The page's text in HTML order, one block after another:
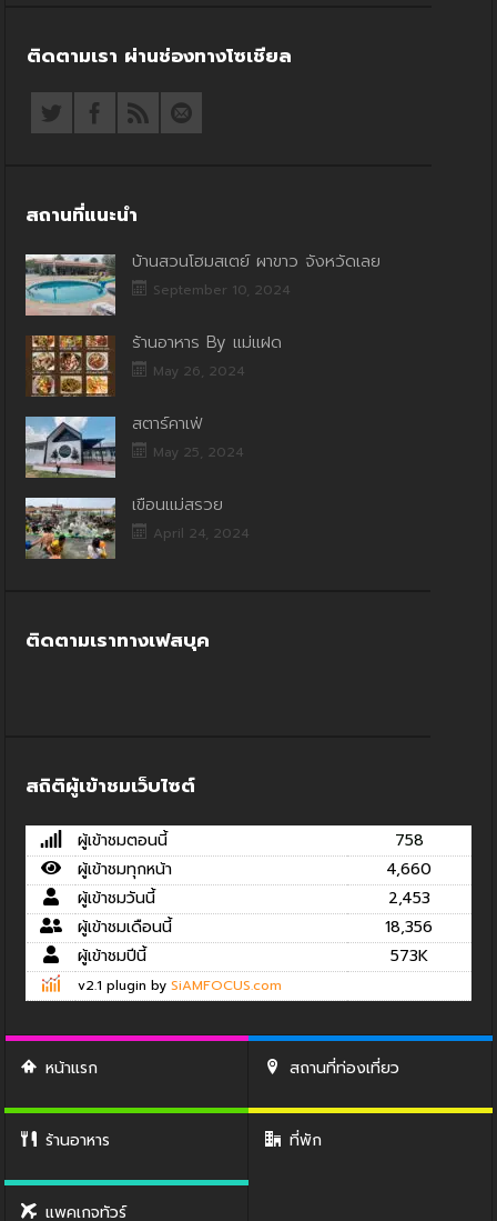
ติดตามเรา ผ่านช่องทางโซเชียล
สถานที่แนะนำ
บ้านสวนโฮมสเตย์ ผาขาว จังหวัดเลย
September 10, 2024
ร้านอาหาร By แม่แฝด
May 26, 2024
สตาร์คาเฟ่
May 25, 2024
เขื่อนแม่สรวย
April 24, 2024
ติดตามเราทางเฟสบุค
สถิติผู้เข้าชมเว็บไซต์
ผู้เข้าชมตอนนี้
758
ผู้เข้าชมทุกหน้า
4,660
ผู้เข้าชมวันนี้
2,453
ผู้เข้าชมเดือนนี้
18,356
ผู้เข้าชมปีนี้
573K
v2.1 plugin by SiAMFOCUS.com
หน้าแรก สถานที่ท่องเที่ยว
ร้านอาหาร ที่พัก
แพคเกจทัวร์